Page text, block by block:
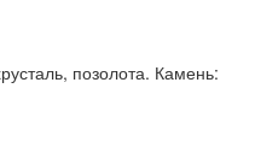
позолота. Камень: